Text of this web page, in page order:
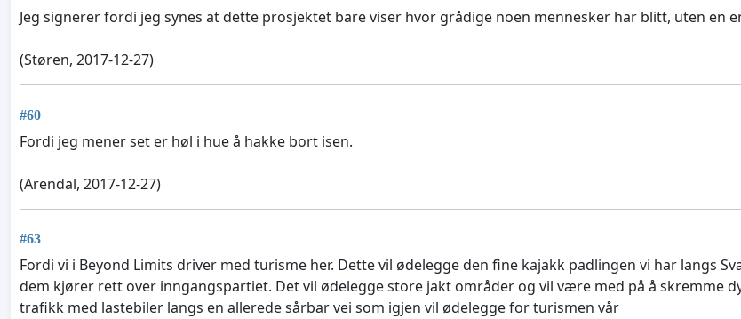
Jeg signerer fordi jeg synes at dette prosjektet bare viser hvor grådige noen mennesker har blitt, uten en
(Støren, 2017-12-27)
#60
Fordi jeg mener set er høl i hue å hakke bort isen.
(Arendal, 2017-12-27)
#63
Fordi vi i Beyond Limits driver med turisme her. Dette vil ødelegge den fine kajakk padlingen vi har langs
dem kjører rett over inngangspartiet. Det vil ødelegge store jakt områder og vil være med på å skremme
trafikk med lastebiler langs en allerede sårbar vei som igjen vil ødelegge for turismen vår